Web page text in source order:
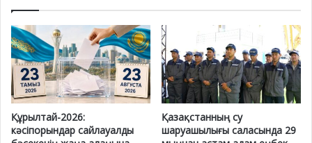
Құрылтай-2026:
кәсіпорындар сайлауалды
Қазақстанның су
шаруашылығы саласында 29